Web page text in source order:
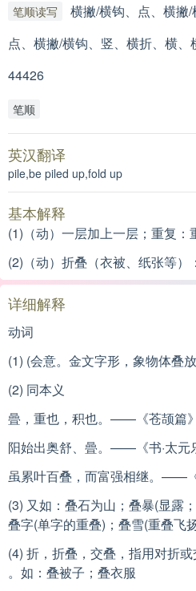
笔顺读写
横撇/横钩、点、横撇/
点、横撇/横钩、竖、横折、横、
44426
笔顺
英汉翻译
pile,be piled up,fold up
基本解释
(1)（动）一层加上一层；重复：
(2)（动）折叠（衣被、纸张等）
详细解释
动词
(1) (会意。金文字形，象物体叠
(2) 同本义
曡，重也，积也。——《苍颉篇》
阳始出奥舒、曡。——《书·太元
虽累叶百叠，而富强相继。——《
(3) 又如：叠石为山；叠暴(显露
叠字(单字的重叠)；叠雪(重叠飞
(4) 折，折叠，交叠，指用对折
。如：叠被子；叠衣服